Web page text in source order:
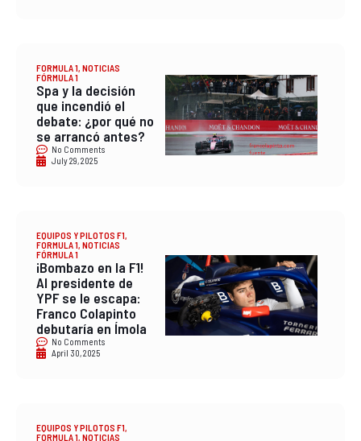
FORMULA 1, NOTICIAS
FÓRMULA 1
Spa y la decisión
que incendió el
debate: ¿por qué no
se arrancó antes?
No Comments
July 29, 2025
EQUIPOS Y PILOTOS F1,
FORMULA 1, NOTICIAS
FÓRMULA 1
¡Bombazo en la F1!
Al presidente de
YPF se le escapa:
Franco Colapinto
debutaría en Ímola
No Comments
April 30, 2025
EQUIPOS Y PILOTOS F1,
FORMULA 1, NOTICIAS